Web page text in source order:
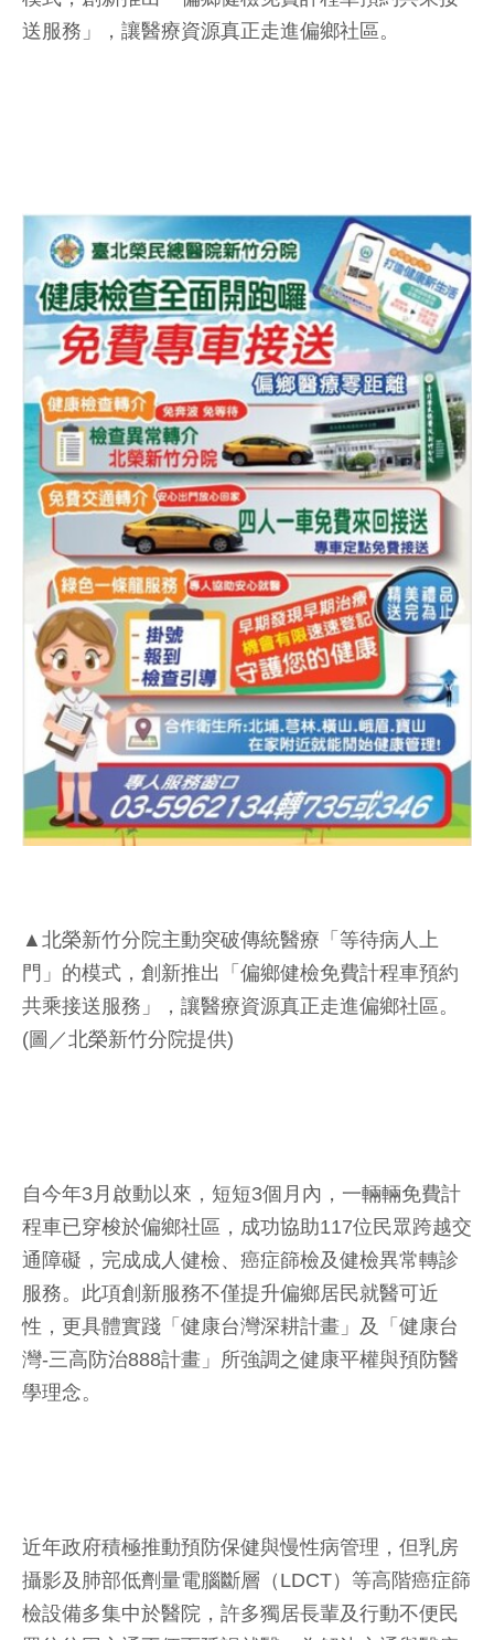
送服務」，讓醫療資源真正走進偏鄉社區。
▲北榮新竹分院主動突破傳統醫療「等待病人上
門」的模式，創新推出「偏鄉健檢免費計程車預約
共乘接送服務」，讓醫療資源真正走進偏鄉社區。
(圖／北榮新竹分院提供)
自今年3月啟動以來，短短3個月內，一輛輛免費計
程車已穿梭於偏鄉社區，成功協助117位民眾跨越交
通障礙，完成成人健檢、癌症篩檢及健檢異常轉診
服務。此項創新服務不僅提升偏鄉居民就醫可近
性，更具體實踐「健康台灣深耕計畫」及「健康台
灣-三高防治888計畫」所強調之健康平權與預防醫
學理念。
近年政府積極推動預防保健與慢性病管理，但乳房
攝影及肺部低劑量電腦斷層（LDCT）等高階癌症篩
檢設備多集中於醫院，許多獨居長輩及行動不便民